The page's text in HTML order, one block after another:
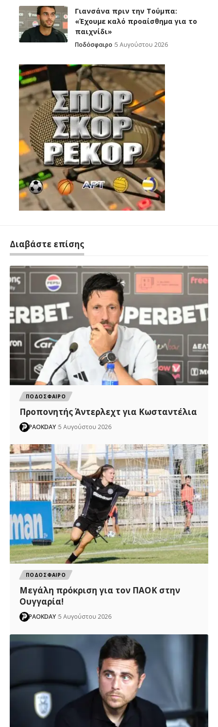
Γιανσάνα πριν την Τούμπα:
«Έχουμε καλό προαίσθημα για το
παιχνίδι»
Ποδόσφαιρο 5 Αυγούστου 2026
Διαβάστε επίσης
ΠΟΔΟΣΦΑΙΡΟ
Προπονητής Άντερλεχτ για Κωσταντέλια
PAOKDAY 5 Αυγούστου 2026
ΠΟΔΟΣΦΑΙΡΟ
Μεγάλη πρόκριση για τον ΠΑΟΚ στην
Ουγγαρία!
PAOKDAY 5 Αυγούστου 2026